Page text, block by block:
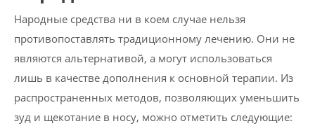
Народные средства ни в коем случае нельзя
противопоставлять традиционному лечению. Они не
являются альтернативой, а могут использоваться
лишь в качестве дополнения к основной терапии. Из
распространенных методов, позволяющих уменьшить
зуд и щекотание в носу, можно отметить следующие: